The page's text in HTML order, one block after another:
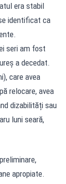
era stabil
identificat ca
seri am fost
a decedat.
care avea
relocare, avea
dizabilități sau
luni seară,
apropiate.